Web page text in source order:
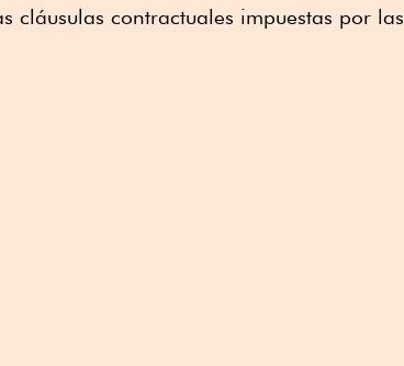
cláusulas contractuales impuestas por las